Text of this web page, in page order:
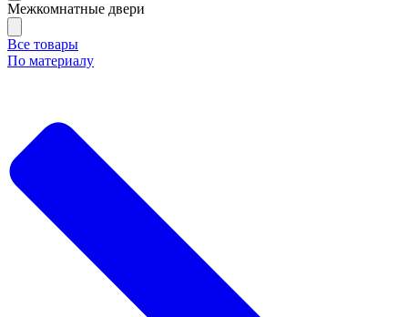
Межкомнатные двери
Все товары
По материалу